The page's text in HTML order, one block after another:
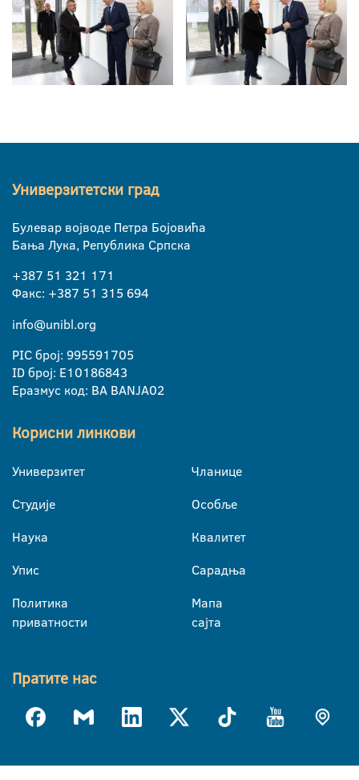
Универзитетски град
Булевар војводе Петра Бојовића
Бања Лука, Република Српска
+387 51 321 171
Факс: +387 51 315 694
info@unibl.org
PIC број: 995591705
ID број: E10186843
Еразмус код: BA BANJA02
Корисни линкови
Универзитет
Студије
Наука
Упис
Политика
приватности
Чланице
Особље
Квалитет
Сарадња
Мапа
сајта
Пратите нас